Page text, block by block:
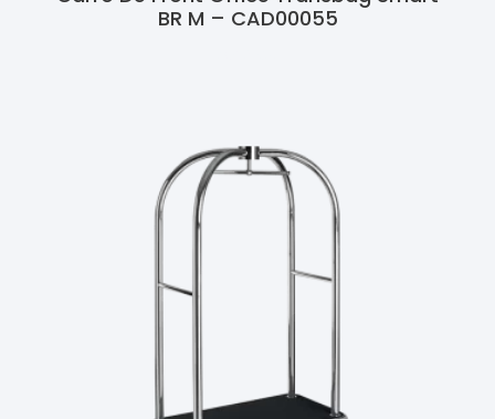
BR M – CAD00055